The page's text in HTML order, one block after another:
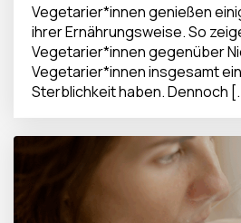
Vegetarier*innen genießen
ihrer Ernährungsweise. So
Vegetarier*innen gegenüber
Vegetarier*innen insgesamt
Sterblichkeit haben. Dennoch